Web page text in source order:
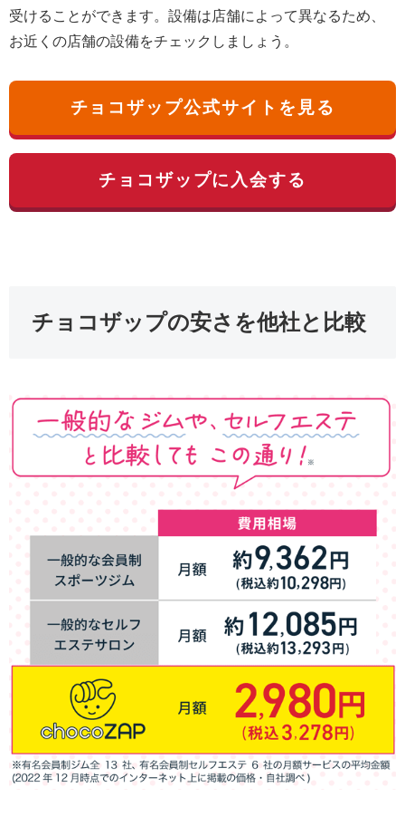
受けることができます。設備は店舗によって異なるため、
お近くの店舗の設備をチェックしましょう。
チョコザップ公式サイトを見る
チョコザップに入会する
チョコザップの安さを他社と比較